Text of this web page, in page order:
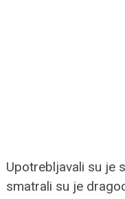
Upotrebljavali su je
smatrali su je